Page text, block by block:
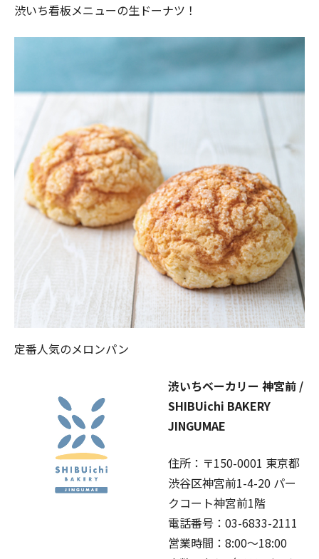
渋いち看板メニューの生ドーナツ！
定番人気のメロンパン
渋いちベーカリー 神宮前 /
SHIBUichi BAKERY
JINGUMAE
住所：〒150-0001 東京都
渋谷区神宮前1-4-20 パー
クコート神宮前1階
電話番号：03-6833-2111
営業時間：8:00〜18:00